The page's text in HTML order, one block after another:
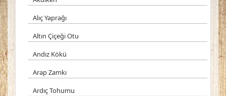
Alıç Yaprağı
Altın Çiçeği Otu
Andız Kökü
Arap Zamkı
Ardıç Tohumu